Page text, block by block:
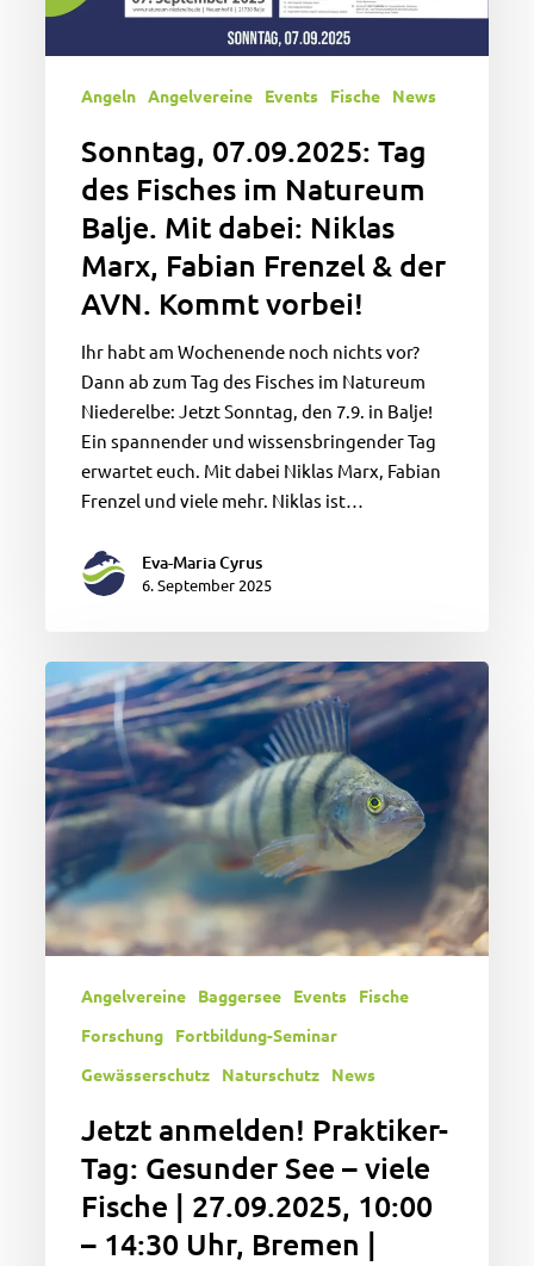
Mit
Marx,
Frenzel
AVN.
Kommt
vorbei!
Angeln Angelvereine Events Fische News
Sonntag, 07.09.2025: Tag
des Fisches im Natureum
Balje. Mit dabei: Niklas
Marx, Fabian Frenzel & der
AVN. Kommt vorbei!
Ihr habt am Wochenende noch nichts vor?
Dann ab zum Tag des Fisches im Natureum
Niederelbe: Jetzt Sonntag, den 7.9. in Balje!
Ein spannender und wissensbringender Tag
erwartet euch. Mit dabei Niklas Marx, Fabian
Frenzel und viele mehr. Niklas ist…
Eva-Maria Cyrus
6. September 2025
Jetzt
anmelden!
Praktiker-
Tag:
Gesunder
See
viele
Fische
|
10:00
Bremen
Weitere
deutschlandweite
Termine
Angelvereine Baggersee Events
Fische
Forschung
Fortbildung-Seminar
Gewässerschutz
Naturschutz News
Jetzt anmelden! Praktiker-
Tag: Gesunder See – viele
Fische | 27.09.2025, 10:00
– 14:30 Uhr, Bremen |